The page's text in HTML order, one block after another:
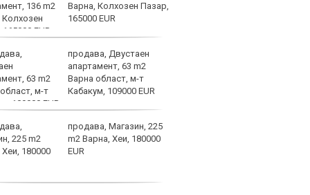
Варна, Колхозен Пазар,
165000 EUR
продава, Двустаен
апартамент, 63 m2
Варна област, м-т
Кабакум, 109000 EUR
продава, Магазин, 225
m2 Варна, Хеи, 180000
EUR